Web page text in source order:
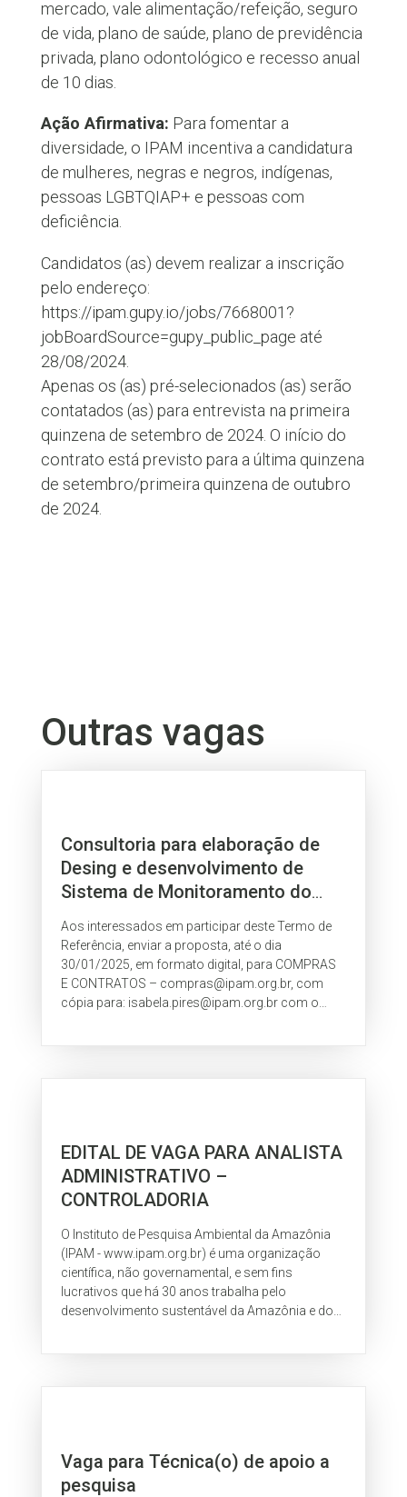
mercado, vale alimentação/refeição, seguro
de vida, plano de saúde, plano de previdência
privada, plano odontológico e recesso anual
de 10 dias.
Ação Afirmativa: Para fomentar a
diversidade, o IPAM incentiva a candidatura
de mulheres, negras e negros, indígenas,
pessoas LGBTQIAP+ e pessoas com
deficiência.
Candidatos (as) devem realizar a inscrição
pelo endereço:
https://ipam.gupy.io/jobs/7668001?
jobBoardSource=gupy_public_page até
28/08/2024.
Apenas os (as) pré-selecionados (as) serão
contatados (as) para entrevista na primeira
quinzena de setembro de 2024. O início do
contrato está previsto para a última quinzena
de setembro/primeira quinzena de outubro
de 2024.
Outras vagas
Consultoria para elaboração de
Desing e desenvolvimento de
Sistema de Monitoramento do
PPCDQ-MA do Estado do
Maranhão.
Aos interessados em participar deste Termo de
Referência, enviar a proposta, até o dia
30/01/2025, em formato digital, para COMPRAS
E CONTRATOS – compras@ipam.org.br, com
cópia para: isabela.pires@ipam.org.br com o
EDITAL DE VAGA PARA ANALISTA
ADMINISTRATIVO –
CONTROLADORIA
O Instituto de Pesquisa Ambiental da Amazônia
(IPAM - www.ipam.org.br) é uma organização
científica, não governamental, e sem fins
lucrativos que há 30 anos trabalha pelo
desenvolvimento sustentável da Amazônia e do
Vaga para Técnica(o) de apoio a
pesquisa